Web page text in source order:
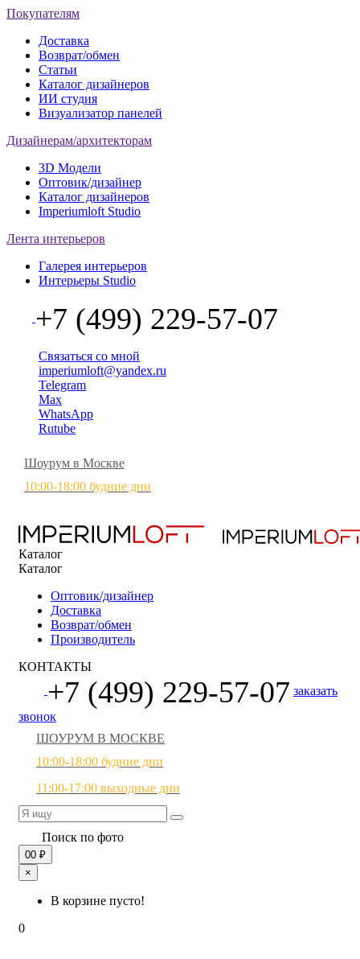
Покупателям
Доставка
Возврат/обмен
Статьи
Каталог дизайнеров
ИИ студия
Визуализатор панелей
Дизайнерам/архитекторам
3D Модели
Оптовик/дизайнер
Каталог дизайнеров
Imperiumloft Studio
Лента интерьеров
Галерея интерьеров
Интерьеры Studio
+7 (499) 229-57-07
Связаться со мной
imperiumloft@yandex.ru
Telegram
Max
WhatsApp
Rutube
Шоурум в Москве
10:00-18:00 будние дни
Каталог
Каталог
Оптовик/дизайнер
Доставка
Возврат/обмен
Производитель
КОНТАКТЫ
+7 (499) 229-57-07 заказать
звонок
ШОУРУМ В МОСКВЕ
10:00-18:00 будние дни
11:00-17:00 выходные дни
Поиск по фото
00 ₽
×
В корзине пусто!
0